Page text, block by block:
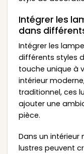
Intégrer les
dans
Intégrer les
différents styles
touche unique à
intérieur
traditionnel, ces
ajouter une
pièce.
Dans un
lustres peuvent